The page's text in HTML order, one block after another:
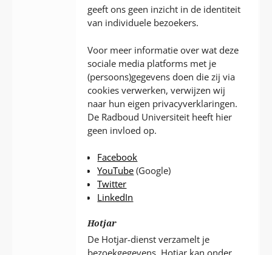
geeft ons geen inzicht in de identiteit
van individuele bezoekers.
Voor meer informatie over wat deze
sociale media platforms met je
(persoons)gegevens doen die zij via
cookies verwerken, verwijzen wij
naar hun eigen privacyverklaringen.
De Radboud Universiteit heeft hier
geen invloed op.
Facebook
YouTube (Google)
Twitter
LinkedIn
Hotjar
De Hotjar-dienst verzamelt je
bezoekgegevens. Hotjar kan onder